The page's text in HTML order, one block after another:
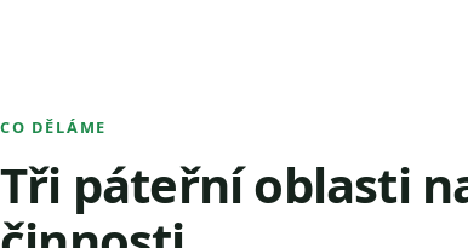
CO DĚLÁME
Tři páteřní oblasti